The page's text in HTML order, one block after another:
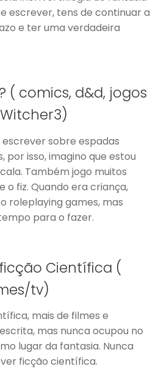
escrever, tens de continuar a
e ter uma verdadeira
( comics, d&d, jogos
escrever sobre espadas
por isso, imagino que estou
Também jogo muitos
o fiz. Quando era criança,
roleplaying games, mas
para o fazer.
Científica (
tv)
mais de filmes e
mas nunca ocupou no
lugar da fantasia. Nunca
ficção científica.